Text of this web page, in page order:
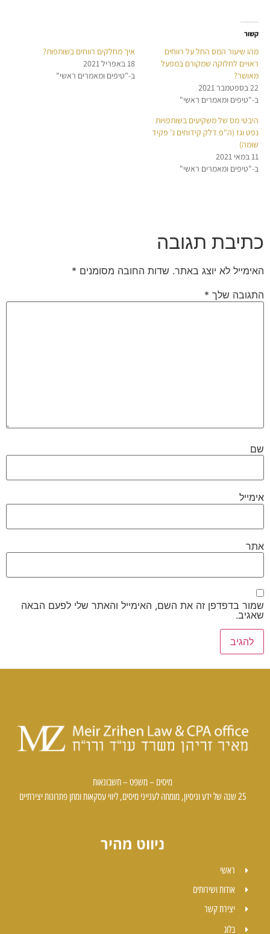
קשור
מהו שיעור המס החל על רווחים
ראויים לחלוקה שמקורם במפעל
מאושר?
22 בספטמבר 2021
ב-"טיפים ומאמרים ראשי"
איך מחלקים רווחים בשותפות?
18 באפריל 2021
ב-"טיפים ומאמרים ראשי"
היבטי מס של משקיעים בשותפויות
נפט וגז (ה"פ דלק קידוחים נ' פקיד
שומה)
11 במאי 2021
ב-"טיפים ומאמרים ראשי"
כתיבת תגובה
האימייל לא יוצג באתר. שדות החובה מסומנים *
התגובה שלך *
שם
אימייל
אתר
שמור בדפדפן זה את השם, האימייל והאתר שלי לפעם הבאה
שאגיב.
מיסים – משפט – חשבונאות
25 שנה של ידע וניסיון, מומחה לענייני מיסים, ליווי עסקאות ומתן פתרונות יצירתיים
ניווט מהיר
ראשי
אודות ושירותים
יצירת קשר
בלוג